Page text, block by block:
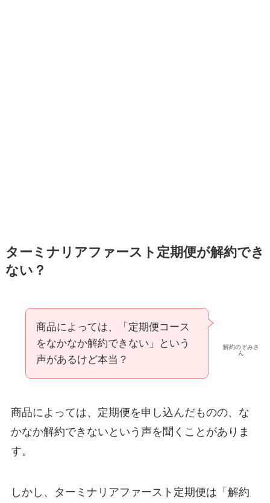
ターミナリアファースト定期便が解約でき
ない？
解約のぞみさ
ん
商品によっては、「定期便コース
をなかなか解約できない」という
声があるけど本当？
商品によっては、定期便を申し込んだものの、な
かなか解約できないという声を聞くことがありま
す。
しかし、ターミナリアファースト定期便は「解約